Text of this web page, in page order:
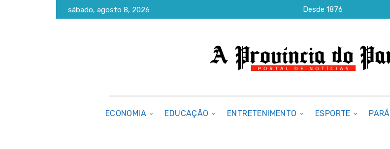
sábado, agosto 8, 2026 Desde 1876
ECONOMIA EDUCAÇÃO ENTRETENIMENTO ESPORTE PARÁ